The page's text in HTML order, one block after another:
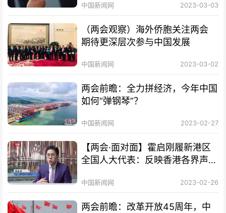
中国新闻网 2023-03-03
（两会观察）海外侨胞关注两会
期待更深层次参与中国发展
中国新闻网 2023-03-02
两会前瞻：全力拼经济，今年中国
如何“弹钢琴”？
中国新闻网 2023-02-27
【两会·面对面】霍启刚履新港区
全国人大代表：反映香港各界声音
中国新闻网 2023-02-26
两会前瞻：改革开放45周年，中